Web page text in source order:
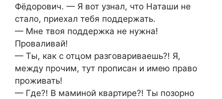
Фёдорович. — Я вот узнал, что Наташи не
стало, приехал тебя поддержать.
— Мне твоя поддержка не нужна!
Проваливай!
— Ты, как с отцом разговариваешь?! Я,
между прочим, тут прописан и имею право
проживать!
— Где?! В маминой квартире?! Ты позорно